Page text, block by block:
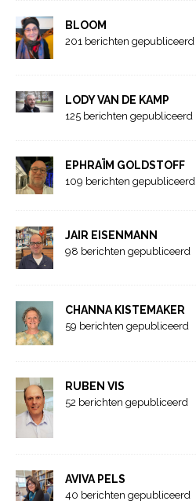
BLOOM
201 berichten gepubliceerd
LODY VAN DE KAMP
125 berichten gepubliceerd
EPHRAÏM GOLDSTOFF
109 berichten gepubliceerd
JAIR EISENMANN
98 berichten gepubliceerd
CHANNA KISTEMAKER
59 berichten gepubliceerd
RUBEN VIS
52 berichten gepubliceerd
AVIVA PELS
40 berichten gepubliceerd